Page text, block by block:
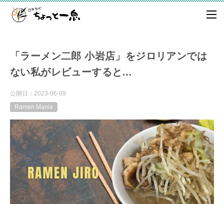
「ラーメン二郎 小岩店」をジロリアンでは
ない私がレビューすると…
公開日： 2023-06-09
Ramen Mania